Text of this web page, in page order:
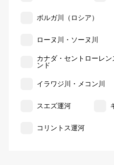
ボルガ川（ロシア）
ローヌ川・ソーヌ川
カナダ・セントローレ
ンド
イラワジ川・メコン川
スエズ運河
コリントス運河